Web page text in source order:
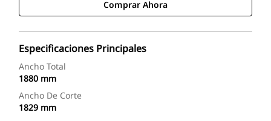
Comprar Ahora
Especificaciones Principales
Ancho Total
1880 mm
Ancho De Corte
1829 mm